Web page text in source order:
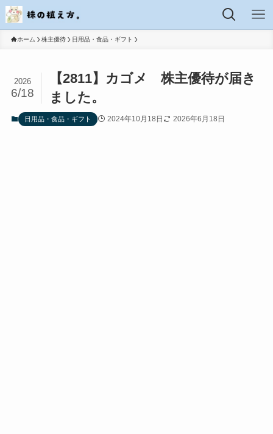
ホーム 株主優待 日用品・食品・ギフト
【2811】カゴメ 株主優待が届き
ました。
2026
6/18
日用品・食品・ギフト 2024年10月18日 2026年6月18日